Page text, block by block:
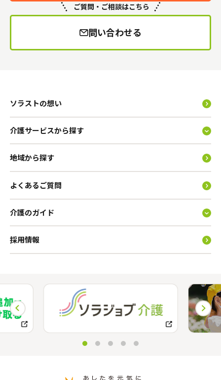
ご質問・ご相談はこちら
問い合わせる
ソラストの想い
介護サービスから探す
地域から探す
よくあるご質問
介護のガイド
採用情報